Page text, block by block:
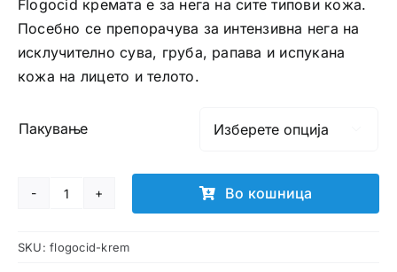
Flogocid кремата е за нега на сите типови кожа.
Посебно се препорачува за интензивна нега на
исклучително сува, груба, рапава и испукана
кожа на лицето и телото.
Пакување
Flogocid
количина
Во кошница
SKU:flogocid-krem